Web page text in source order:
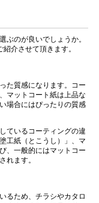
ぶのが良いでしょうか。
介させて頂きます。
た質感になります。コー
マットコート紙は上品な
場合にはぴったりの質感
ているコーティングの違
工紙（とこうし）」、マ
、一般的にはマットコー
れます。
るため、チラシやカタロ